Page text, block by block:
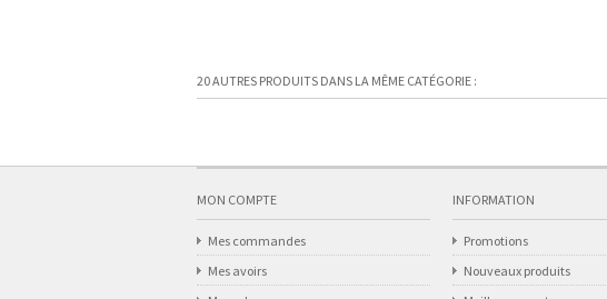
20 AUTRES PRODUITS DANS LA MÊME CATÉGORIE :
MON COMPTE
Mes commandes
Mes avoirs
INFORMATION
Promotions
Nouveaux produits